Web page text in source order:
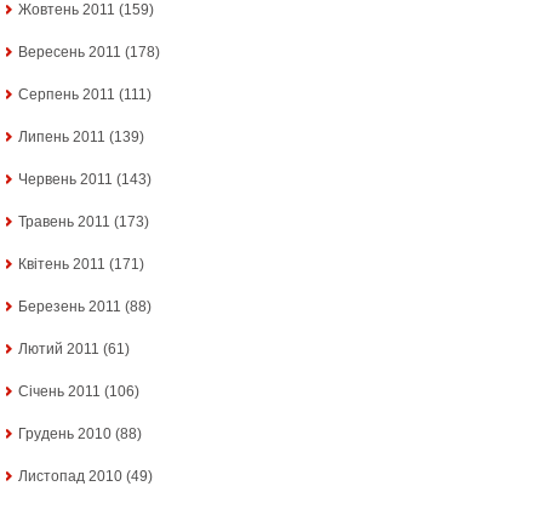
Жовтень 2011 (159)
Вересень 2011 (178)
Серпень 2011 (111)
Липень 2011 (139)
Червень 2011 (143)
Травень 2011 (173)
Квітень 2011 (171)
Березень 2011 (88)
Лютий 2011 (61)
Січень 2011 (106)
Грудень 2010 (88)
Листопад 2010 (49)